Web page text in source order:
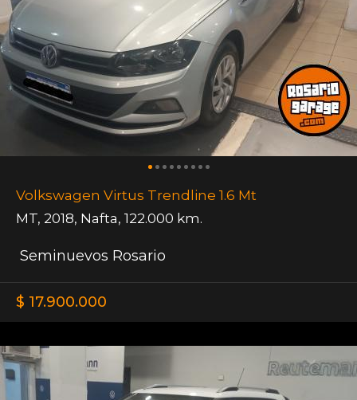
Volkswagen Virtus Trendline 1.6 Mt
MT, 2018, Nafta, 122.000 km.
Seminuevos Rosario
$ 17.900.000